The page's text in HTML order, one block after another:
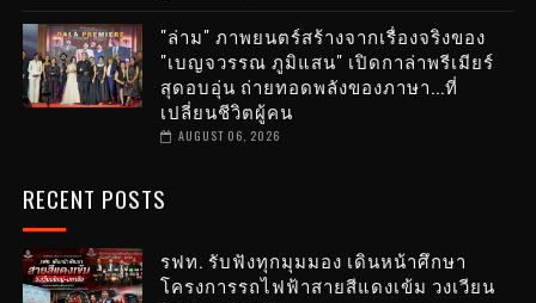
"ล่าม" ภาพยนตร์สร้างจากเรื่องจริงของ
"เบญจวรรณ ภูมิแสน" เปิดกาล่าพรีเมียร์
สุดอบอุ่น ถ่ายทอดพลังของภาษา...ที่
เปลี่ยนชีวิตผู้คน
AUGUST 06, 2026
RECENT POSTS
รฟท. รับฟังทุกมุมมอง เดินหน้าศึกษา
โครงการรถไฟฟ้าสายสีแดงเข้ม วงเวียน